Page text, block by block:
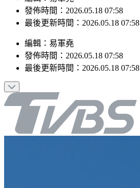
發佈時間：2026.05.18 07:58
最後更新時間：2026.05.18 07:58
編輯 ： 易軍堯
發佈時間： 2026.05.18 07:58
最後更新時間： 2026.05.18 07:58